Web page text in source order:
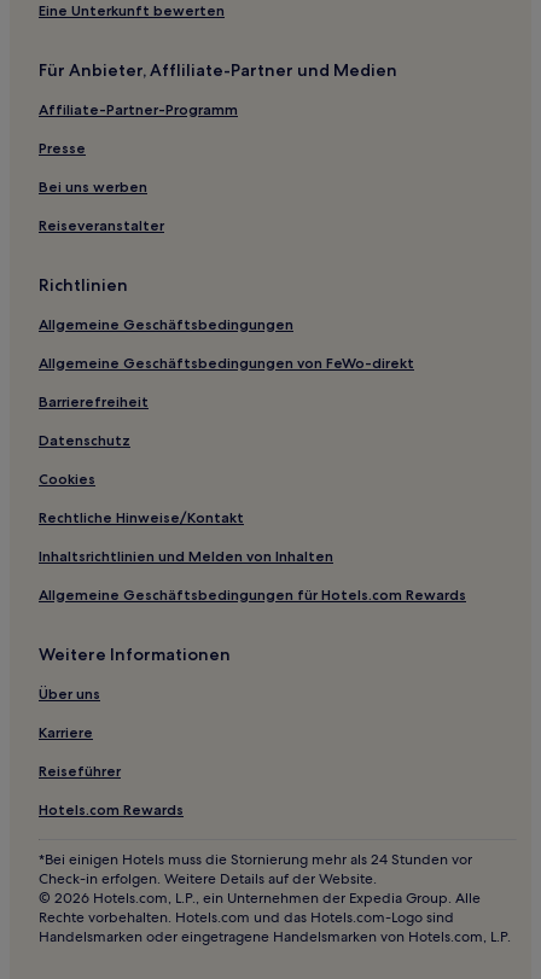
Eine Unterkunft bewerten
Für Anbieter, Affliliate-Partner und Medien
Affiliate-Partner-Programm
Presse
Bei uns werben
Reiseveranstalter
Richtlinien
Allgemeine Geschäftsbedingungen
Allgemeine Geschäftsbedingungen von FeWo-direkt
Barrierefreiheit
Datenschutz
Cookies
Rechtliche Hinweise/Kontakt
Inhaltsrichtlinien und Melden von Inhalten
Allgemeine Geschäftsbedingungen für Hotels.com Rewards
Weitere Informationen
Über uns
Karriere
Reiseführer
Hotels.com Rewards
*Bei einigen Hotels muss die Stornierung mehr als 24 Stunden vor
Check-in erfolgen. Weitere Details auf der Website.
© 2026 Hotels.com, L.P., ein Unternehmen der Expedia Group. Alle
Rechte vorbehalten. Hotels.com und das Hotels.com-Logo sind
Handelsmarken oder eingetragene Handelsmarken von Hotels.com, L.P.